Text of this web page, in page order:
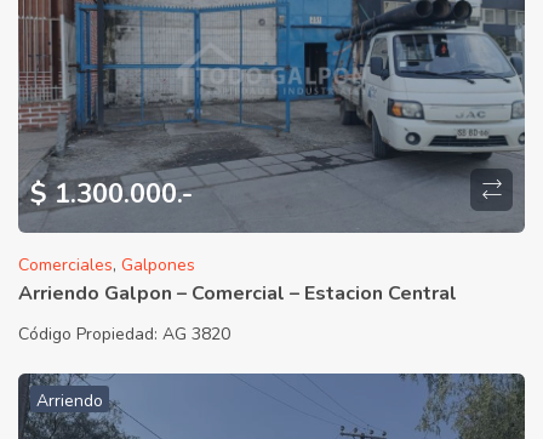
$ 1.300.000.-
Comerciales, Galpones
Arriendo Galpon – Comercial – Estacion Central
Código Propiedad: AG 3820
Arriendo